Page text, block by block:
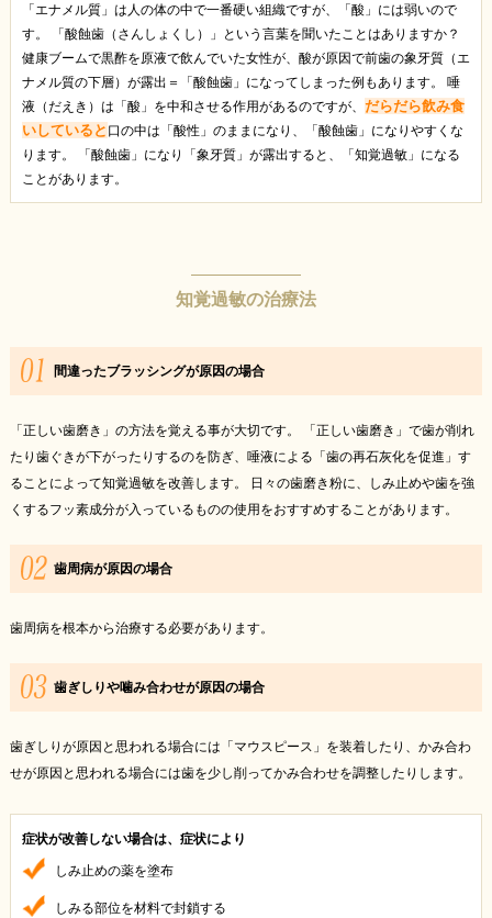
「エナメル質」は人の体の中で一番硬い組織ですが、「酸」には弱いので
す。 「酸蝕歯（さんしょくし）」という言葉を聞いたことはありますか？
健康ブームで黒酢を原液で飲んでいた女性が、酸が原因で前歯の象牙質（エ
ナメル質の下層）が露出＝「酸蝕歯」になってしまった例もあります。 唾
液（だえき）は「酸」を中和させる作用があるのですが、 だらだら飲み食
いしていると 口の中は「酸性」のままになり、「酸蝕歯」になりやすくな
ります。 「酸蝕歯」になり「象牙質」が露出すると、「知覚過敏」になる
ことがあります。
知覚過敏の治療法
間違ったブラッシングが原因の場合
「正しい歯磨き」の方法を覚える事が大切です。 「正しい歯磨き」で歯が削れ
たり歯ぐきが下がったりするのを防ぎ、唾液による「歯の再石灰化を促進」す
ることによって知覚過敏を改善します。 日々の歯磨き粉に、しみ止めや歯を強
くするフッ素成分が入っているものの使用をおすすめすることがあります。
歯周病が原因の場合
歯周病を根本から治療する必要があります。
歯ぎしりや噛み合わせが原因の場合
歯ぎしりが原因と思われる場合には「マウスピース」を装着したり、かみ合わ
せが原因と思われる場合には歯を少し削ってかみ合わせを調整したりします。
症状が改善しない場合は、症状により
しみ止めの薬を塗布
しみる部位を材料で封鎖する